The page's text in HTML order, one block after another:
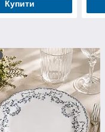
Купити